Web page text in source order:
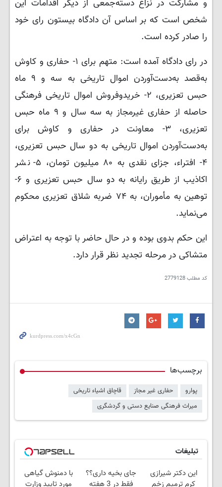
و مشارکت در نزاع دسته‌جمعی از دیگر اقدامات این
شخص است که بر اساس آن دادگاه بیستون رای خود
را صادر کرده است.
در رای دادگاه آمده است: متهم برای ۱- حفاری و کاوش
به‌قصد به‌دست‌آوردن اموال تاریخی به سه و ۹ ماه
حبس تعزیری، ۲- خریدوفروش اموال تاریخی فرهنگی
حاصله از حفاری غیرمجاز به سه سال و ۹ ماه حبس
تعزیری، ۳- معاونت در حفاری و کاوش برای
به‌دست‌آوردن اموال تاریخی به دو سال حبس تعزیری،
۴- افتراء، جزای نقدی به ۸۰ میلیون تومان، ۵- نشر
اکاذیب از طریق رایانه به دو سال حبس تعزیری و ۶-
توهین به مأموران، به ۷۴ ضربه شلاق تعزیری محکوم
می‌نماید.
این حکم بدوی بوده و در حال حاضر با توجه به اعتراض
متشاکی در مرحله تجدید نظر قرار دارد.
کد مطلب2779128
برچسب‌ها
پوارو حفاری غیر مجاز
قاچاق اشیاء تاریخی
میراث فرهنگی صنایع دستی و گردشگری
تبلیغات
این دکتر شیرازی
کرم ترمیم زخم
جای بخیه داری؟؟
فقط در 3 هفته
با دمنوش گیاهی
مورد تایید وزارت